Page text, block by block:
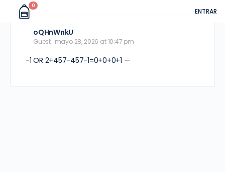
0
ENTRAR
oQHnWnkU
Guest mayo 28, 2026 at 10:47 pm
-1 OR 2+457-457-1=0+0+0+1 —